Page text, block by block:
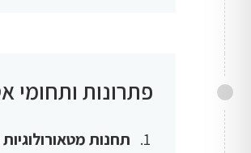
פתרונות ותחומי
תחנות